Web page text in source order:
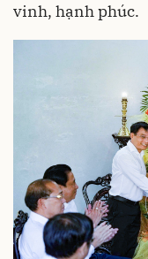
vinh, hạnh phúc.